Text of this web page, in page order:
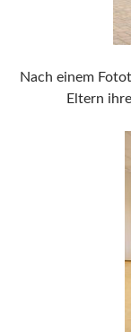
Nach einem
Eltern